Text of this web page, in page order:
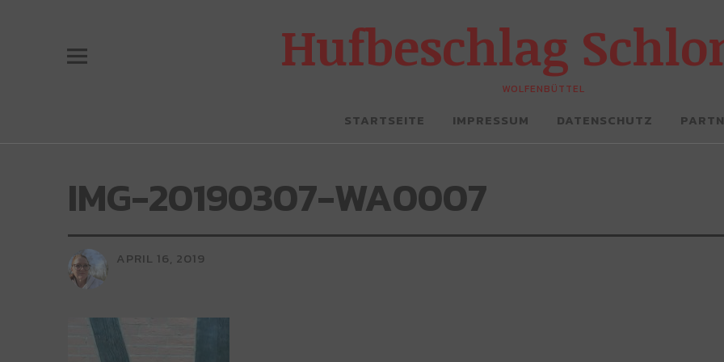
Hufbeschlag
WOLFENBÜTTEL
STARTSEITE IMPRESSUM DATENSCHUTZ
IMG-20190307-WA0007
APRIL 16, 2019